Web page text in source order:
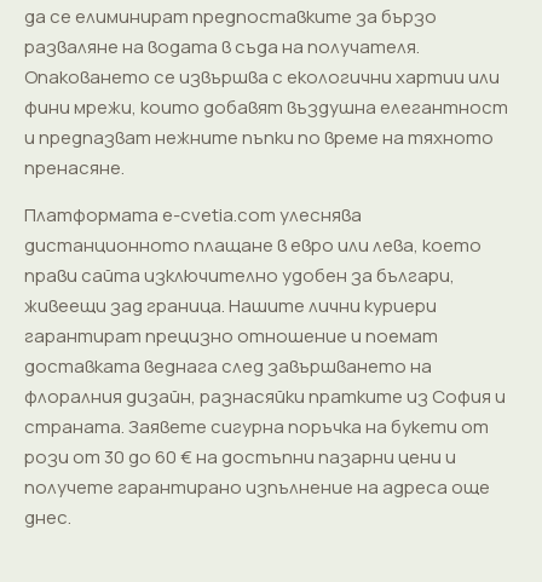
да се елиминират предпоставките за бързо
разваляне на водата в съда на получателя.
Опаковането се извършва с екологични хартии или
фини мрежи, които добавят въздушна елегантност
и предпазват нежните пъпки по време на тяхното
пренасяне.
Платформата e-cvetia.com улеснява
дистанционното плащане в евро или лева, което
прави сайта изключително удобен за българи,
живеещи зад граница. Нашите лични куриери
гарантират прецизно отношение и поемат
доставката веднага след завършването на
флоралния дизайн, разнасяйки пратките из София и
страната. Заявете сигурна поръчка на букети от
рози от 30 до 60 € на достъпни пазарни цени и
получете гарантирано изпълнение на адреса още
днес.